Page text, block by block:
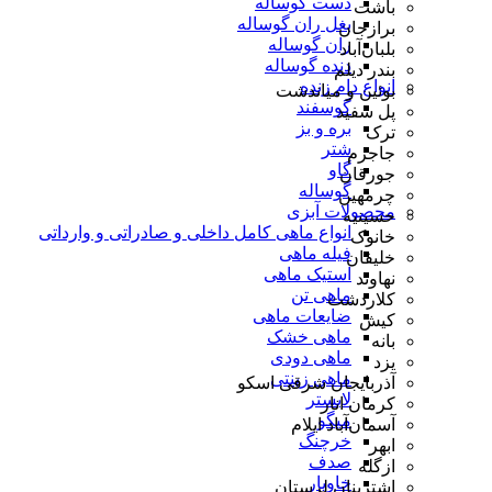
بغل ران گوساله
ران گوساله
دنده گوساله
انواع دام زنده
گوسفند
بره و بز
شتر
گاو
گوساله
محصولات آبزی
انواع ماهی کامل داخلی و صادراتی و وارداتی
فیله ماهی
استیک ماهی
ماهی تن
ضایعات ماهی
ماهی خشک
ماهی دودی
ماهی زینتی
لابستر
میگو
خرچنگ
صدف
خاویار
باشت
برازجان
بلبان‌آباد
بندر دیلم
بوئین و میاندشت
پل سفید
ترک
جاجرم
جورقان
چرمهین
حسینیه
خانوک
خلیفان
نهاوند
کلاردشت
کیش
بانه
یزد
آذربایجان شرقی اسکو
کرمان انار
آسمان‌آباد ایلام
ابهر
ازگله
اشترینان لرستان